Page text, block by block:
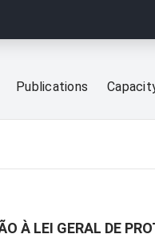
Publications
À LEI GERAL DE